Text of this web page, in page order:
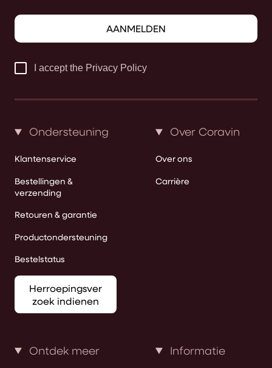
AANMELDEN
I accept the Privacy Policy
Ondersteuning
Klantenservice
Bestellingen &
verzending
Retouren & garantie
Productondersteuning
Bestelstatus
Herroepingsver
zoek indienen
Over Coravin
Over ons
Carrière
Ontdek meer Informatie